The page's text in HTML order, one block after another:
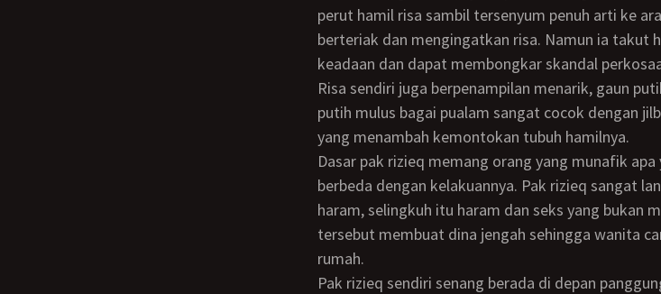
perut hamil risa sambil tersenyum penuh arti ke
berteriak dan mengingatkan risa. Namun ia takut
keadaan dan dapat membongkar skandal
Risa sendiri juga berpenampilan menarik, gaun putih yang senada dengan kulitnya
putih mulus bagai pualam sangat cocok dengan
yang menambah kemontokan tubuh hamilnya.
Dasar pak rizieq memang orang yang munafik apa yang ia ceramahkan sangat
berbeda dengan kelakuannya. Pak rizieq sangat
haram, selingkuh itu haram dan seks yang bukan
tersebut membuat dina jengah sehingga wanita
rumah.
Pak rizieq sendiri senang berada di depan panggung yang telah disediakan. Hal itu